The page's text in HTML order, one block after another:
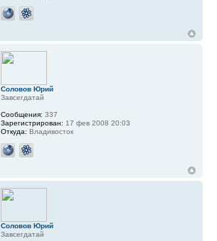
Соловов Юрий
Завсегдатай
Сообщения: 337
Зарегистрирован: 17 фев 2008 20:03
Откуда: Владивосток
Соловов Юрий
Завсегдатай